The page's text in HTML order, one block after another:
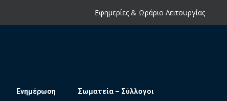
Εφημερίες & Ωράριο Λειτουργίας
Ενημέρωση Σωματεία – Σύλλογοι